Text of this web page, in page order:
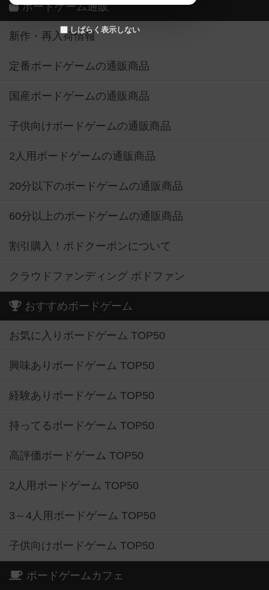
しばらく表示しない
ボードゲーム通販
新作・再入荷情報
定番ボードゲームの通販商品
国産ボードゲームの通販商品
子供向けボードゲームの通販商品
2人用ボードゲームの通販商品
20分以下のボードゲームの通販商品
60分以上のボードゲームの通販商品
割引購入！ボドクーポンについて
クラウドファンディング ボドファン
おすすめボードゲーム
お気に入りボードゲーム TOP50
興味ありボードゲーム TOP50
経験ありボードゲーム TOP50
持ってるボードゲーム TOP50
高評価ボードゲーム TOP50
2人用ボードゲーム TOP50
3～4人用ボードゲーム TOP50
子供向けボードゲーム TOP50
ボードゲームカフェ